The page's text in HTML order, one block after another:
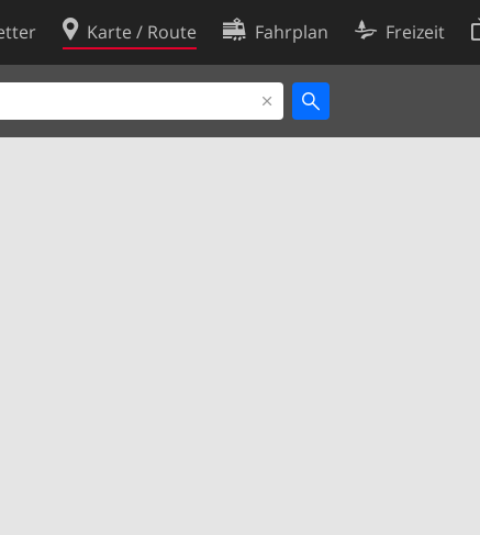
Karte / Route Fahrplan Freizeit
Cookie-Richtlinie
Cookie-Einstellungen